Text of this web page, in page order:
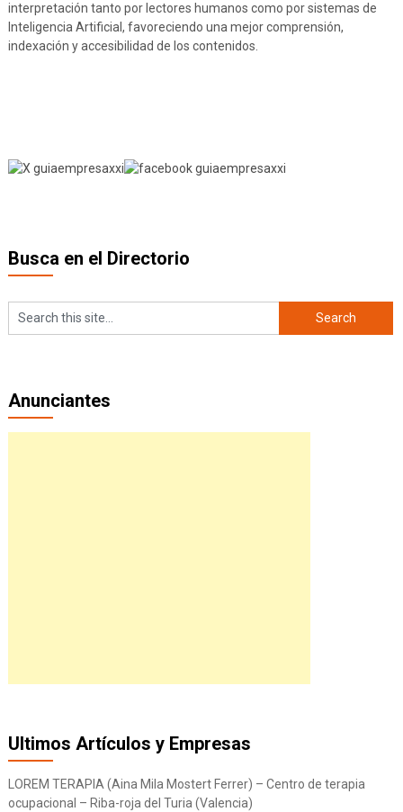
interpretación tanto por lectores humanos como por sistemas de
Inteligencia Artificial, favoreciendo una mejor comprensión,
indexación y accesibilidad de los contenidos.
Busca en el Directorio
Anunciantes
Ultimos Artículos y Empresas
LOREM TERAPIA (Aina Mila Mostert Ferrer) – Centro de terapia
ocupacional – Riba-roja del Turia (Valencia)